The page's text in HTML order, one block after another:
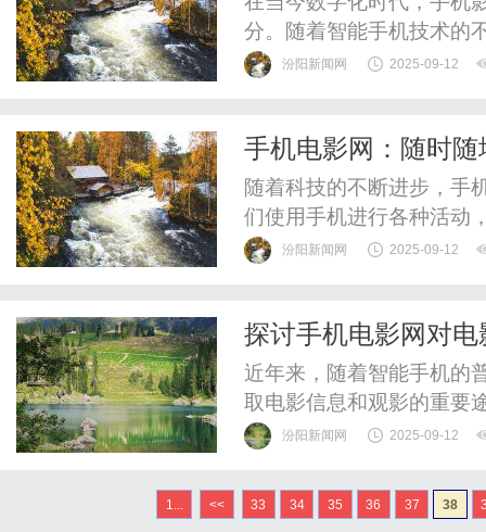
分。随着智能手机技术的
间、任何地点都可以轻松
网络速度的提升，手机已
汾阳新闻网 2025-09-12
手机电影网：随时
随着科技的不断进步，手
们使用手机进行各种活动
面，手机电影网的崛起为
下班途中、闲暇时刻甚至
汾阳新闻网 2025-09-12
探讨手机电影网对
近年来，随着智能手机的
取电影信息和观影的重要
影服务的平台，已经逐渐
的活力。通过手机电影网
再受时间和地点的限制，
汾阳新闻网 2025-09-12
1... << 33 34 35 36 37 38